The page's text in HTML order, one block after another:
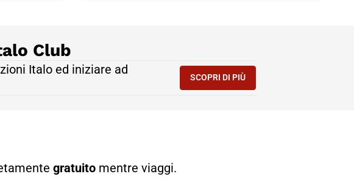
Club
Italo ed iniziare ad
SCOPRI DI PIÙ- GRAZIE AI VISORI 3D META
gratuito mentre viaggi.